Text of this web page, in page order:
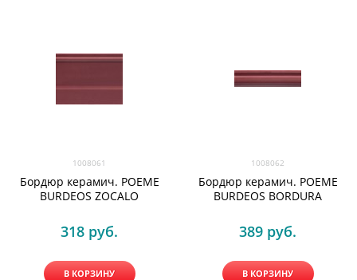
1008061
Бордюр керамич. POEME
BURDEOS ZOCALO
318 руб.
В КОРЗИНУ
1008062
Бордюр керамич. POEME
BURDEOS BORDURA
389 руб.
В КОРЗИНУ